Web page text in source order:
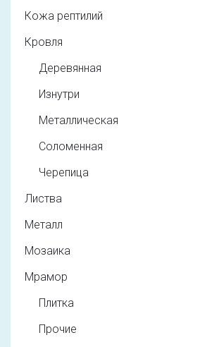
Кожа рептилий
Кровля
Деревянная
Изнутри
Металлическая
Соломенная
Черепица
Листва
Металл
Мозаика
Мрамор
Плитка
Прочие